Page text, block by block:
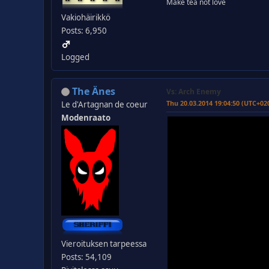
Vakiohäirikkö
Posts: 6,950
Logged
The Änes
Le d'Artagnan de coeur
Modenraato
Vieroituksen tarpeessa
Posts: 54,109
Vs: Arch Enemy
Thu 20.03.2014 19:04:50